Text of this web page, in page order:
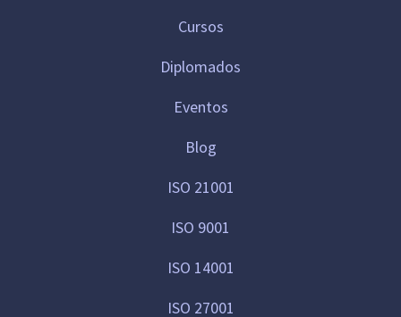
Cursos
Diplomados
Eventos
Blog
ISO 21001
ISO 9001
ISO 14001
ISO 27001